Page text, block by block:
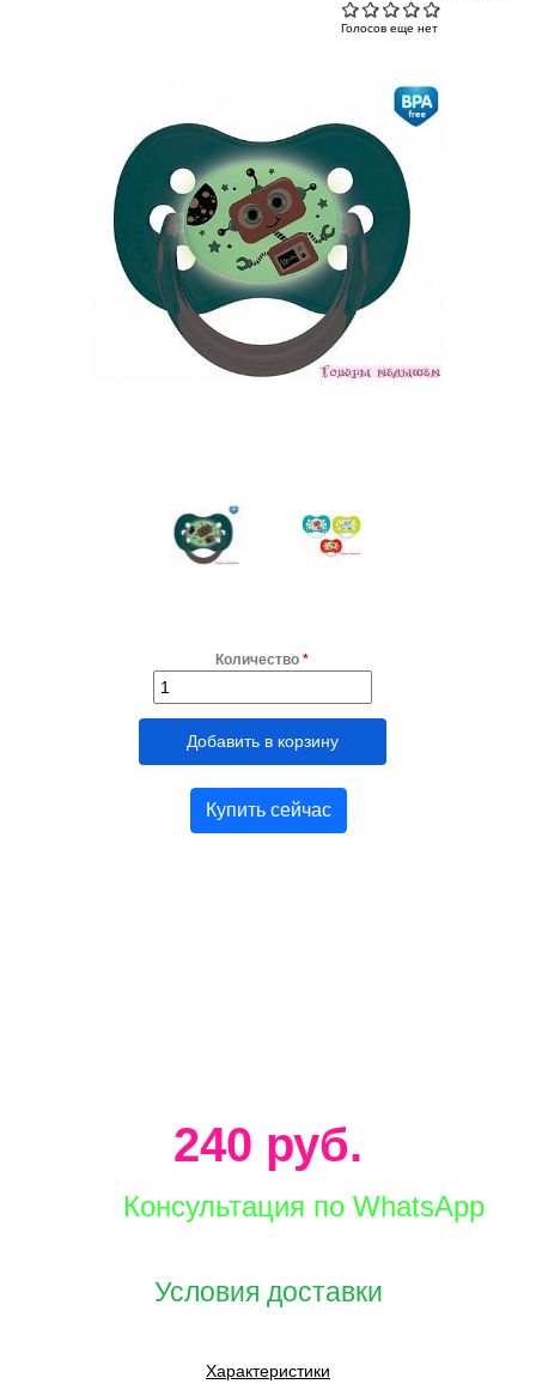
Голосов еще нет
Количество *
Купить сейчас
240 руб.
Консультация по WhatsApp
Условия доставки
Характеристики